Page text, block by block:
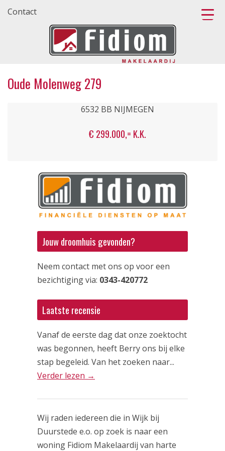
Contact
Oude Molenweg 279
6532 BB NIJMEGEN
€ 299.000,= K.K.
Jouw droomhuis gevonden?
Neem contact met ons op voor een
bezichtiging via: 0343-420772
Laatste recensie
Vanaf de eerste dag dat onze zoektocht
was begonnen, heeft Berry ons bij elke
stap begeleid. Van het zoeken naar...
Verder lezen →
Wij raden iedereen die in Wijk bij
Duurstede e.o. op zoek is naar een
woning Fidiom Makelaardij van harte